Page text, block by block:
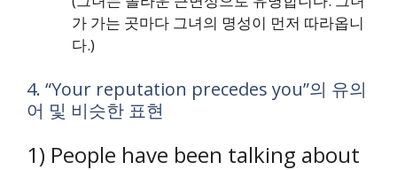
가 가는 곳마다 그녀의 명성이 먼저 따라옵니
다.)
4. “Your reputation precedes you”의 유의
어 및 비슷한 표현
1) People have been talking about